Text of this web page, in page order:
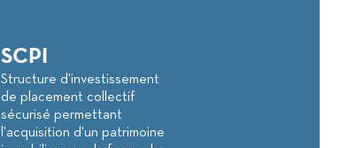
SCPI
Structure d'investissement
de placement collectif
sécurisé permettant
l'acquisition d'un patrimoine